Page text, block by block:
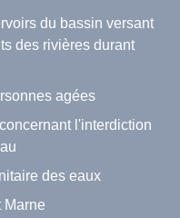
du bassin versant
des rivières durant
agées
l'interdiction
des eaux
Marne